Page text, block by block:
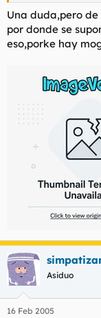
Una duda,pero
por donde se
eso,porke hay
Asiduo
16 Feb 2005